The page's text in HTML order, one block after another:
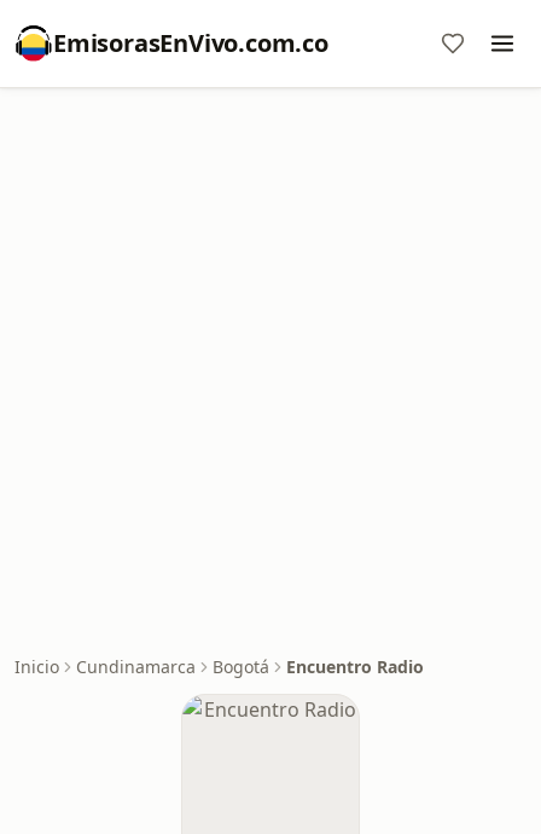
EmisorasEnVivo.com.co
Inicio Cundinamarca Bogotá Encuentro Radio